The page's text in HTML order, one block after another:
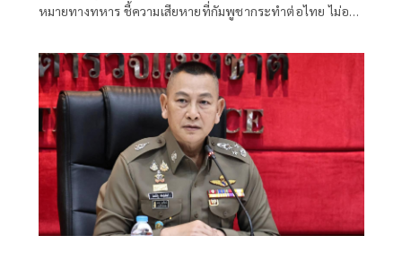
หมายทางทหาร ชี้ความเสียหายที่กัมพูชากระทำต่อไทย ไม่อาจ